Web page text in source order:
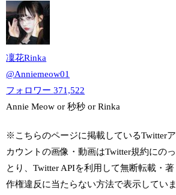
凜花Rinka
@Anniemeow01
フォロワー371,522
Annie Meow or 秒秒 or Rinka
※こちらのページに掲載しているTwitterア
カウントの画像・動画はTwitter規約にのっ
とり、Twitter APIを利用して無断転載・著
作権違反に当たらない方法で表示していま